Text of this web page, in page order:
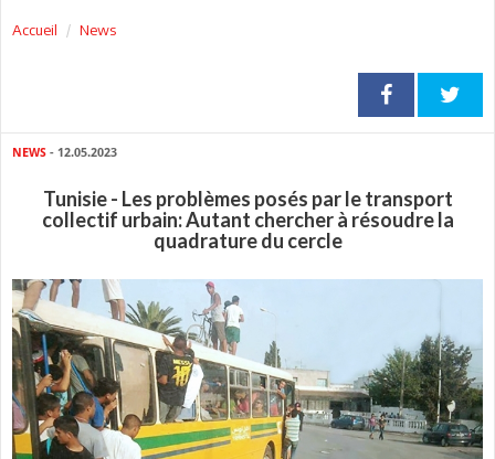
Accueil News
NEWS - 12.05.2023
Tunisie - Les problèmes posés par le transport
collectif urbain: Autant chercher à résoudre la
quadrature du cercle